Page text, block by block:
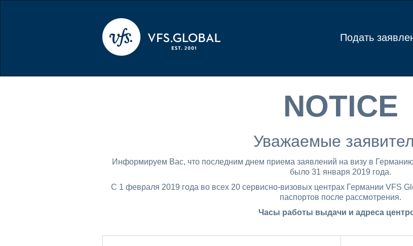
Подать
NOTICE
Уважаемые
Информируем Вас, что последним днем приема заявлений на визу в
было 31 января 2019 года.
С 1 февраля 2019 года во всех 20 сервисно-визовых центрах Германии VFS
паспортов после рассмотрения.
Часы работы выдачи и адреса